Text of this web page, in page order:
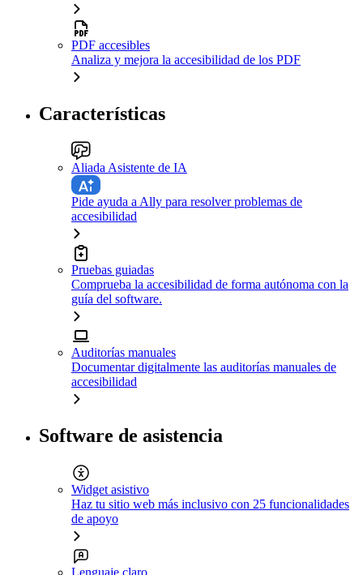
PDF accesibles
Analiza y mejora la accesibilidad de los PDF
Características
Aliada Asistente de IA
Pide ayuda a Ally para resolver problemas de
accesibilidad
Pruebas guiadas
Comprueba la accesibilidad de forma autónoma con la
guía del software.
Auditorías manuales
Documentar digitalmente las auditorías manuales de
accesibilidad
Software de asistencia
Widget asistivo
Haz tu sitio web más inclusivo con 25 funcionalidades
de apoyo
Lenguaje claro